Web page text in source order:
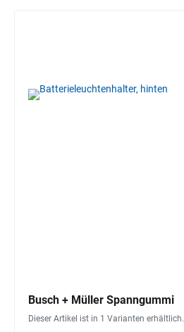
Busch + Müller Spanngummi
Dieser Artikel ist in 1 Varianten erhältlich.